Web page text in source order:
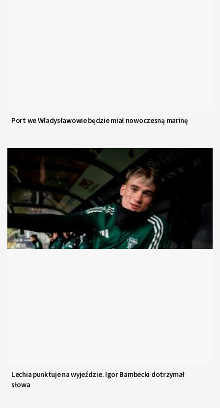
Port we Władysławowie będzie miał nowoczesną marinę
Lechia punktuje na wyjeździe. Igor Bambecki dotrzymał
słowa